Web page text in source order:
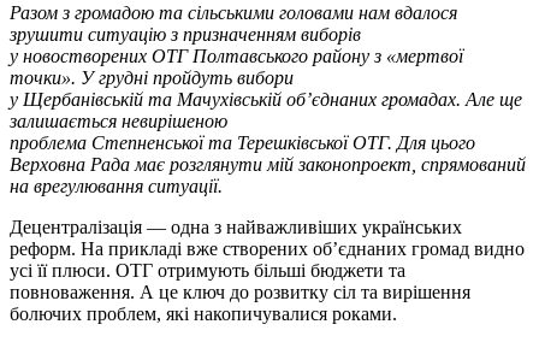
Разом з громадою та сільськими головами нам вдалося
зрушити ситуацію з призначенням виборів
у новостворених ОТГ Полтавського району з «мертвої
точки». У грудні пройдуть вибори
у Щербанівській та Мачухівській об’єднаних громадах. Але ще
залишається невирішеною
проблема Степненської та Терешківської ОТГ. Для цього
Верховна Рада має розглянути мій законопроект , спрямований
на врегулювання ситуації.
Децентралізація — одна з найважливіших українських
реформ. На прикладі вже створених об’єднаних громад видно
усі її плюси. ОТГ отримують більші бюджети та
повноваження. А це ключ до розвитку сіл та вирішення
болючих проблем, які накопичувалися роками.